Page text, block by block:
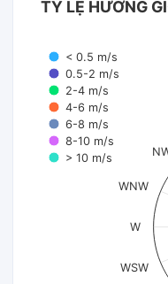
TỶ LỆ HƯỚNG
< 0.5 m/s
0.5-2 m/s
2-4 m/s
4-6 m/s
6-8 m/s
8-10 m/s
> 10 m/s
WSW
W
WNW